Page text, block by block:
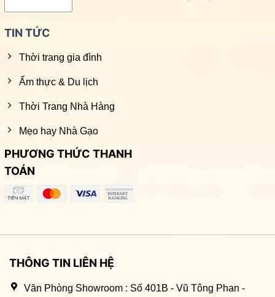
TIN TỨC
Thời trang gia đình
Ẩm thực & Du lịch
Thời Trang Nhà Hàng
Mẹo hay Nhà Gạo
PHƯƠNG THỨC THANH
TOÁN
THÔNG TIN LIÊN HỆ
Văn Phòng Showroom : Số 401B - Vũ Tông Phan -